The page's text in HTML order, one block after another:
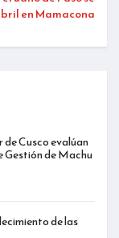
en Mamacona
Cusco evalúan
Gestión de Machu
de las